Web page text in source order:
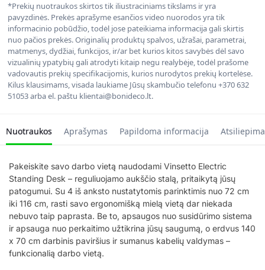
*Prekių nuotraukos skirtos tik iliustraciniams tikslams ir yra
pavyzdinės. Prekės aprašyme esančios video nuorodos yra tik
informacinio pobūdžio, todėl jose pateikiama informacija gali skirtis
nuo pačios prekės. Originalių produktų spalvos, užrašai, parametrai,
matmenys, dydžiai, funkcijos, ir/ar bet kurios kitos savybės dėl savo
vizualinių ypatybių gali atrodyti kitaip negu realybėje, todėl prašome
vadovautis prekių specifikacijomis, kurios nurodytos prekių kortelėse.
Kilus klausimams, visada laukiame Jūsų skambučio telefonu +370 632
51053 arba el. paštu klientai@bonideco.lt.
Nuotraukos Aprašymas Papildoma informacija
Pakeiskite savo darbo vietą naudodami Vinsetto Electric
Standing Desk – reguliuojamo aukščio stalą, pritaikytą jūsų
patogumui. Su 4 iš anksto nustatytomis parinktimis nuo 72 cm
iki 116 cm, rasti savo ergonomišką mielą vietą dar niekada
nebuvo taip paprasta. Be to, apsaugos nuo susidūrimo sistema
ir apsauga nuo perkaitimo užtikrina jūsų saugumą, o erdvus 140
x 70 cm darbinis paviršius ir sumanus kabelių valdymas –
funkcionalią darbo vietą.